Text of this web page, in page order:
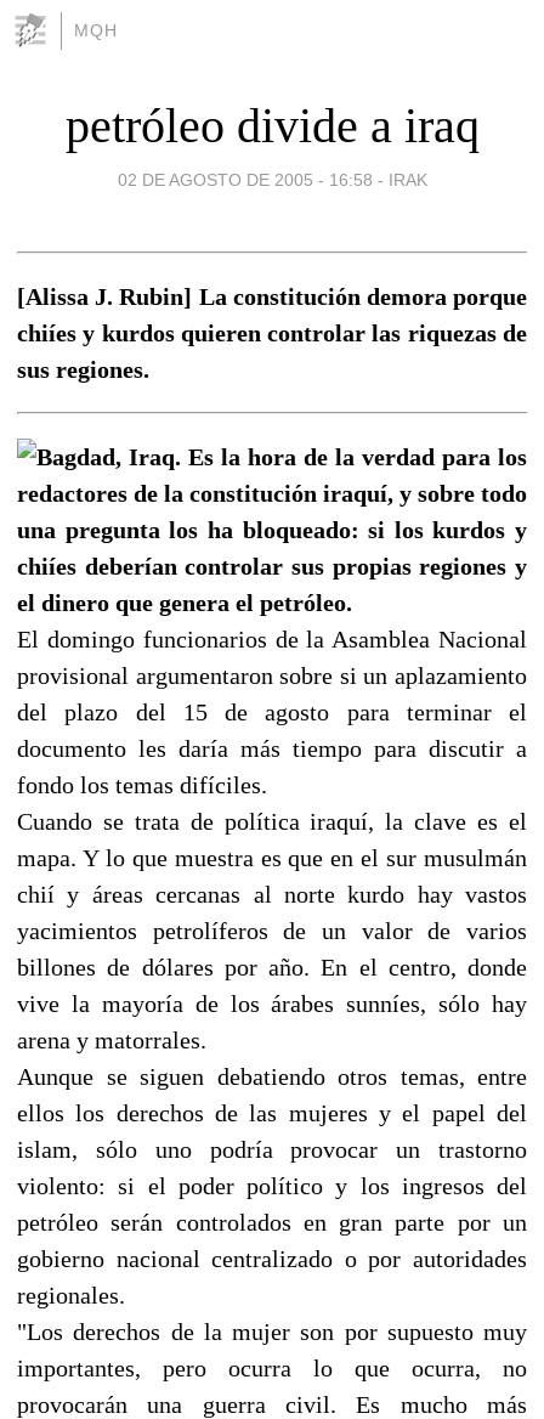
MQH
petróleo divide a iraq
02 DE AGOSTO DE 2005 - 16:58 - IRAK
[Alissa J. Rubin] La constitución demora porque
chiíes y kurdos quieren controlar las riquezas de
sus regiones.
Bagdad, Iraq. Es la hora de la verdad para los
redactores de la constitución iraquí, y sobre todo
una pregunta los ha bloqueado: si los kurdos y
chiíes deberían controlar sus propias regiones y
el dinero que genera el petróleo.
El domingo funcionarios de la Asamblea Nacional
provisional argumentaron sobre si un aplazamiento
del plazo del 15 de agosto para terminar el
documento les daría más tiempo para discutir a
fondo los temas difíciles.
Cuando se trata de política iraquí, la clave es el
mapa. Y lo que muestra es que en el sur musulmán
chií y áreas cercanas al norte kurdo hay vastos
yacimientos petrolíferos de un valor de varios
billones de dólares por año. En el centro, donde
vive la mayoría de los árabes sunníes, sólo hay
arena y matorrales.
Aunque se siguen debatiendo otros temas, entre
ellos los derechos de las mujeres y el papel del
islam, sólo uno podría provocar un trastorno
violento: si el poder político y los ingresos del
petróleo serán controlados en gran parte por un
gobierno nacional centralizado o por autoridades
regionales.
"Los derechos de la mujer son por supuesto muy
importantes, pero ocurra lo que ocurra, no
provocarán una guerra civil. Es mucho más